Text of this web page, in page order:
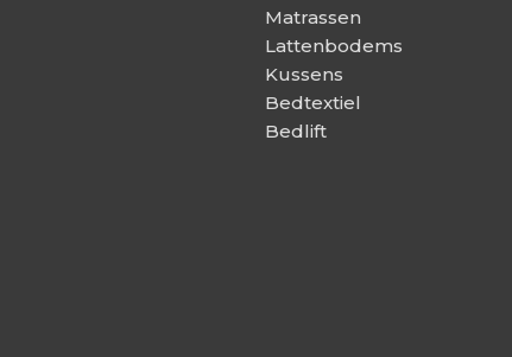
Matrassen
Lattenbodems
Kussens
Bedtextiel
Bedlift